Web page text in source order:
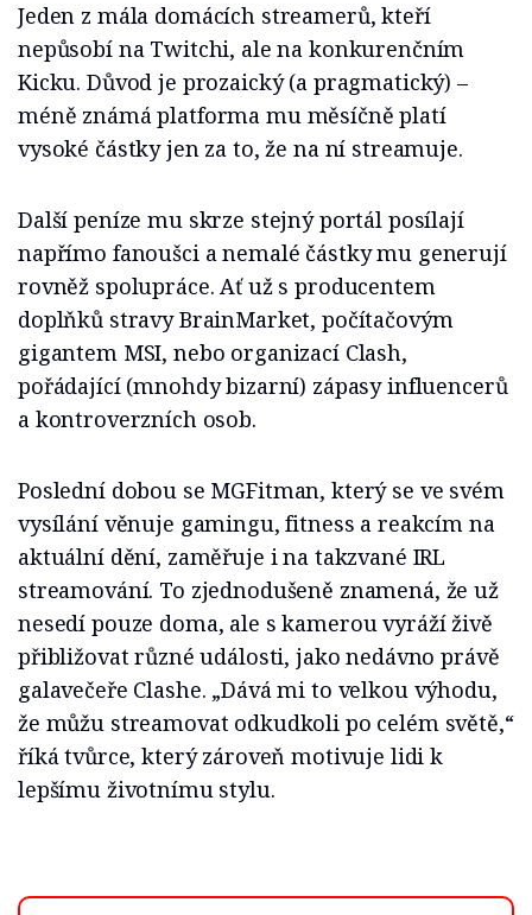
Jeden z mála domácích streamerů, kteří
nepůsobí na Twitchi, ale na konkurenčním
Kicku. Důvod je prozaický (a pragmatický) –
méně známá platforma mu měsíčně platí
vysoké částky jen za to, že na ní streamuje.
Další peníze mu skrze stejný portál posílají
napřímo fanoušci a nemalé částky mu generují
rovněž spolupráce. Ať už s producentem
doplňků stravy BrainMarket, počítačovým
gigantem MSI, nebo organizací Clash,
pořádající (mnohdy bizarní) zápasy influencerů
a kontroverzních osob.
Poslední dobou se MGFitman, který se ve svém
vysílání věnuje gamingu, fitness a reakcím na
aktuální dění, zaměřuje i na takzvané IRL
streamování. To zjednodušeně znamená, že už
nesedí pouze doma, ale s kamerou vyráží živě
přibližovat různé události, jako nedávno právě
galavečeře Clashe. „Dává mi to velkou výhodu,
že můžu streamovat odkudkoli po celém světě,“
říká tvůrce, který zároveň motivuje lidi k
lepšímu životnímu stylu.